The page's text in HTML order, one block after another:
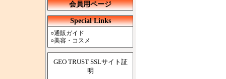
会員用ページ
Special Links
○通販ガイド
○美容・コスメ
GEO TRUST SSLサイト証
明